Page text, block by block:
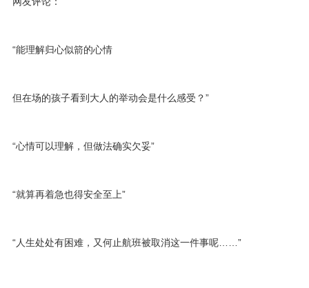
“能理解归心似箭的心情
但在场的孩子看到大人的举动会是什么感受？”
“心情可以理解，但做法确实欠妥”
“就算再着急也得安全至上”
“人生处处有困难，又何止航班被取消这一件事呢……”